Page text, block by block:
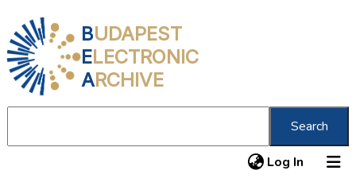
BUDAPEST
ELECTRONIC
ARCHIVE
Search
Log In (current)